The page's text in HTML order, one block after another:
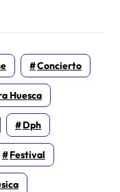
Concierto
Huesca
Dph
Festival